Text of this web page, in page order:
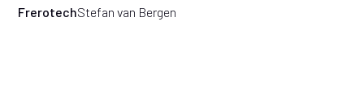
FrerotechStefan van Bergen